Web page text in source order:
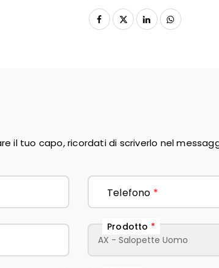
● Lavabile in lavatrice a 40°
● Asciugare all'aria
il tuo capo, ricordati di scriverlo nel
Telefono *
Prodotto *